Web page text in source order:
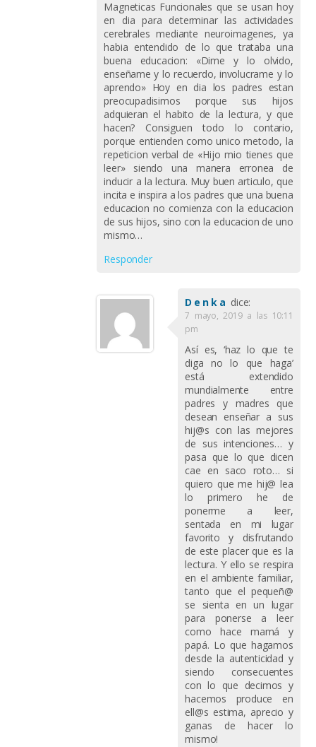
Magneticas Funcionales que se usan hoy
en dia para determinar las actividades
cerebrales mediante neuroimagenes, ya
habia entendido de lo que trataba una
buena educacion: «Dime y lo olvido,
enseñame y lo recuerdo, involucrame y lo
aprendo» Hoy en dia los padres estan
preocupadisimos porque sus hijos
adquieran el habito de la lectura, y que
hacen? Consiguen todo lo contario,
porque entienden como unico metodo, la
repeticion verbal de «Hijo mio tienes que
leer» siendo una manera erronea de
inducir a la lectura. Muy buen articulo, que
incita e inspira a los padres que una buena
educacion no comienza con la educacion
de sus hijos, sino con la educacion de uno
mismo…
Responder
Denka dice:
7 mayo, 2019 a las 10:11
pm
Así es, ‘haz lo que te
diga no lo que haga’
está extendido
mundialmente entre
padres y madres que
desean enseñar a sus
hij@s con las mejores
de sus intenciones… y
pasa que lo que dicen
cae en saco roto… si
quiero que me hij@ lea
lo primero he de
ponerme a leer,
sentada en mi lugar
favorito y disfrutando
de este placer que es la
lectura. Y ello se respira
en el ambiente familiar,
tanto que el pequeñ@
se sienta en un lugar
para ponerse a leer
como hace mamá y
papá. Lo que hagamos
desde la autenticidad y
siendo consecuentes
con lo que decimos y
hacemos produce en
ell@s estima, aprecio y
ganas de hacer lo
mismo!